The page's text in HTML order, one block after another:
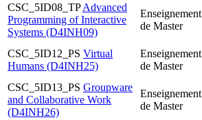
CSC_5ID08_TP Advanced
Programming of Interactive
Systems (D4INH09)
Enseignement
de Master
CSC_5ID12_PS Virtual
Humans (D4INH25)
Enseignement
de Master
CSC_5ID13_PS Groupware
and Collaborative Work
(D4INH26)
Enseignement
de Master